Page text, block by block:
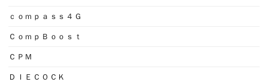
ｃｏｍｐａｓｓ４Ｇ
ＣｏｍｐＢｏｏｓｔ
ＣＰＭ
ＤＩＥＣＯＣＫ